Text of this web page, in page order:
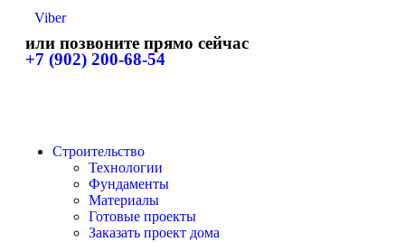
Viber
или позвоните прямо сейчас
+7 (902) 200-68-54
Строительство
Технологии
Фундаменты
Материалы
Готовые проекты
Заказать проект дома